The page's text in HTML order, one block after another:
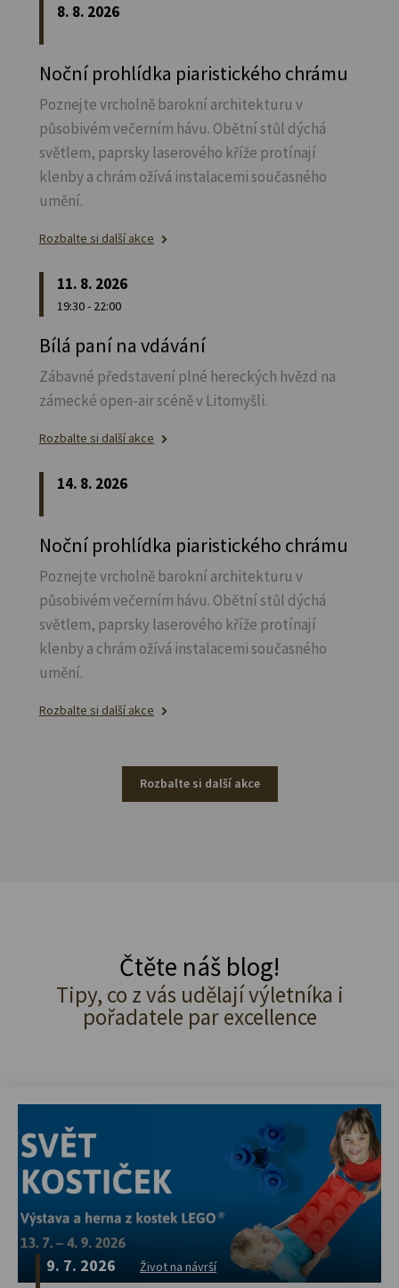
8. 8. 2026
Noční prohlídka piaristického chrámu
Poznejte vrcholně barokní architekturu v
působivém večerním hávu. Obětní stůl dýchá
světlem, paprsky laserového kříže protínají
klenby a chrám ožívá instalacemi současného
umění.
Rozbalte si další akce
11. 8. 2026
19:30 - 22:00
Bílá paní na vdávání
Zábavné představení plné hereckých hvězd na
zámecké open-air scéně v Litomyšli.
Rozbalte si další akce
14. 8. 2026
Noční prohlídka piaristického chrámu
Poznejte vrcholně barokní architekturu v
působivém večerním hávu. Obětní stůl dýchá
světlem, paprsky laserového kříže protínají
klenby a chrám ožívá instalacemi současného
umění.
Rozbalte si další akce
Rozbalte si další akce
Čtěte náš blog!
Tipy, co z vás udělají výletníka i
pořadatele par excellence
9. 7. 2026 Život na návrší